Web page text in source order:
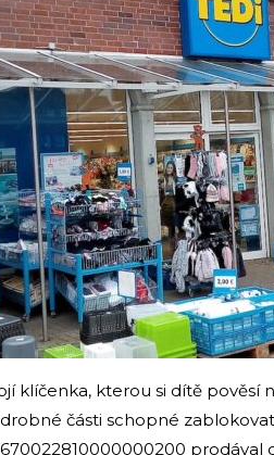
klíčenka, kterou si dítě pověsí
části schopné
prodával